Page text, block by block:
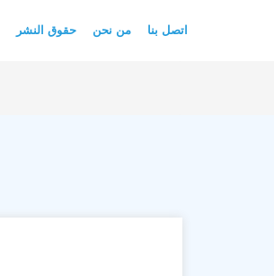
حقوق النشر من نحن اتصل بنا